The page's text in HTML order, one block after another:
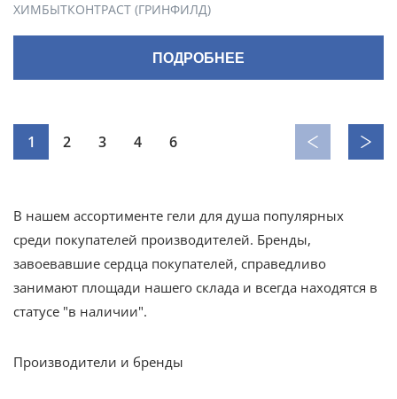
ХИМБЫТКОНТРАСТ (ГРИНФИЛД)
ПОДРОБНЕЕ
1 2 3 4 6
В нашем ассортименте гели для душа популярных
среди покупателей производителей. Бренды,
завоевавшие сердца покупателей, справедливо
занимают площади нашего склада и всегда находятся в
статусе "в наличии".
Производители и бренды